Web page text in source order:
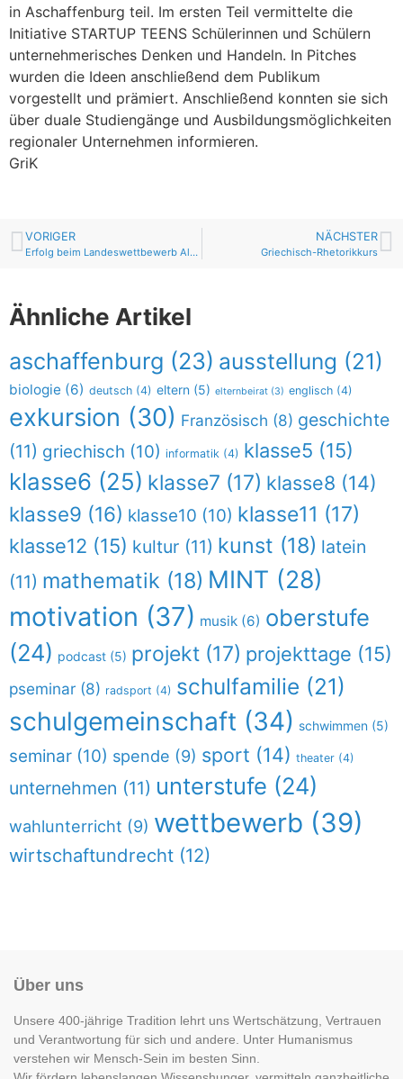
in Aschaffenburg teil. Im ersten Teil vermittelte die
Initiative STARTUP TEENS Schülerinnen und Schülern
unternehmerisches Denken und Handeln. In Pitches
wurden die Ideen anschließend dem Publikum
vorgestellt und prämiert. Anschließend konnten sie sich
über duale Studiengänge und Ausbildungsmöglichkeiten
regionaler Unternehmen informieren.
GriK
VORIGER
Erfolg beim Landeswettbewerb Alte Sprachen
NÄCHSTER
Griechisch-Rhetorikkurs
Ähnliche Artikel
aschaffenburg (23) ausstellung (21)
biologie (6) deutsch (4) eltern (5) elternbeirat (3) englisch (4)
exkursion (30) Französisch (8) geschichte
(11) griechisch (10) informatik (4) klasse5 (15)
klasse6 (25) klasse7 (17) klasse8 (14)
klasse9 (16) klasse10 (10) klasse11 (17)
klasse12 (15) kultur (11) kunst (18) latein
(11) mathematik (18) MINT (28)
motivation (37) musik (6) oberstufe
(24) podcast (5) projekt (17) projekttage (15)
pseminar (8) radsport (4) schulfamilie (21)
schulgemeinschaft (34) schwimmen (5)
seminar (10) spende (9) sport (14) theater (4)
unternehmen (11) unterstufe (24)
wahlunterricht (9) wettbewerb (39)
wirtschaftundrecht (12)
Über uns
Unsere 400-jährige Tradition lehrt uns Wertschätzung, Vertrauen
und Verantwortung für sich und andere. Unter Humanismus
verstehen wir Mensch-Sein im besten Sinn.